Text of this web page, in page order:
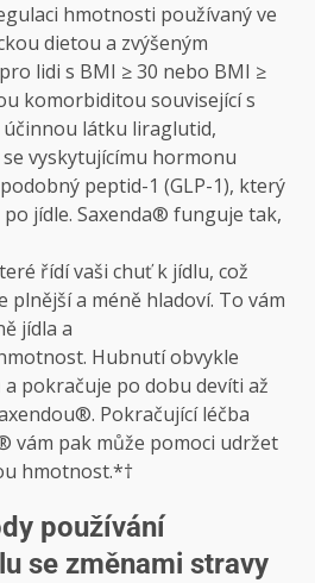
hmotnosti používaný ve
dietou a zvýšeným
lidi s BMI ≥ 30 nebo BMI ≥
komorbiditou související s
látku liraglutid,
vyskytujícímu hormonu
peptid-1 (GLP-1), který
jídle. Saxenda® funguje tak,
řídí vaši chuť k jídlu, což
plnější a méně hladoví. To vám
jídla a
Hubnutí obvykle
pokračuje po dobu devíti až
Pokračující léčba
vám pak může pomoci udržet
hmotnost.*†
používání
se změnami stravy